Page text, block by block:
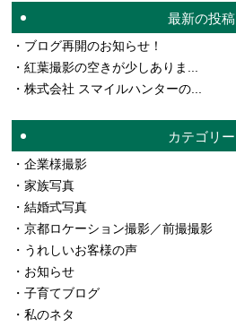
最新の投稿
ブログ再開のお知らせ！
紅葉撮影の空きが少しありま...
株式会社 スマイルハンターの...
カテゴリー
企業様撮影
家族写真
結婚式写真
京都ロケーション撮影／前撮撮影
うれしいお客様の声
お知らせ
子育てブログ
私のネタ